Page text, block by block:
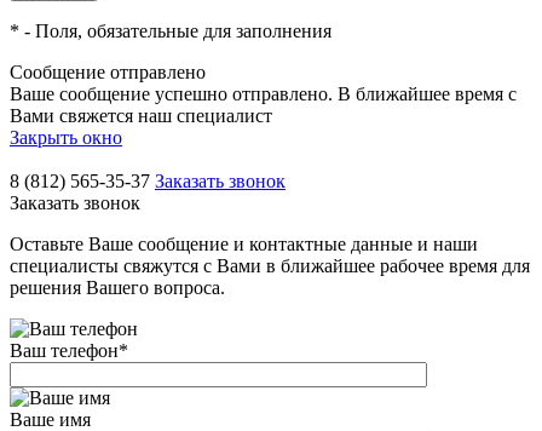
* - Поля, обязательные для заполнения
Сообщение отправлено
Ваше сообщение успешно отправлено. В ближайшее время с
Вами свяжется наш специалист
Закрыть окно
8 (812) 565-35-37 Заказать звонок
Заказать звонок
Оставьте Ваше сообщение и контактные данные и наши
специалисты свяжутся с Вами в ближайшее рабочее время для
решения Вашего вопроса.
Ваш телефон*
Ваше имя